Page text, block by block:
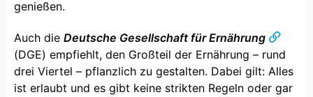
genießen.
Auch die Deutsche Gesellschaft für Ernährung
(DGE) empfiehlt, den Großteil der Ernährung – rund
drei Viertel – pflanzlich zu gestalten. Dabei gilt: Alles
ist erlaubt und es gibt keine strikten Regeln oder gar